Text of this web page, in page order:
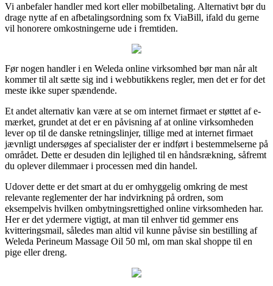
Vi anbefaler handler med kort eller mobilbetaling. Alternativt bør du
drage nytte af en afbetalingsordning som fx ViaBill, ifald du gerne
vil honorere omkostningerne ude i fremtiden.
Før nogen handler i en Weleda online virksomhed bør man når alt
kommer til alt sætte sig ind i webbutikkens regler, men det er for det
meste ikke super spændende.
Et andet alternativ kan være at se om internet firmaet er støttet af e-
mærket, grundet at det er en påvisning af at online virksomheden
lever op til de danske retningslinjer, tillige med at internet firmaet
jævnligt undersøges af specialister der er indført i bestemmelserne på
området. Dette er desuden din lejlighed til en håndsrækning, såfremt
du oplever dilemmaer i processen med din handel.
Udover dette er det smart at du er omhyggelig omkring de mest
relevante reglementer der har indvirkning på ordren, som
eksempelvis hvilken ombytningsrettighed online virksomheden har.
Her er det ydermere vigtigt, at man til enhver tid gemmer ens
kvitteringsmail, således man altid vil kunne påvise sin bestilling af
Weleda Perineum Massage Oil 50 ml, om man skal shoppe til en
pige eller dreng.